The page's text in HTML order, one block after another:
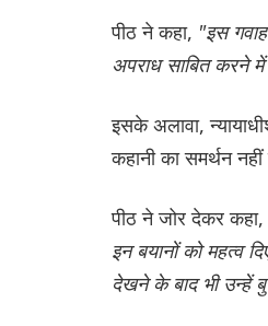
पीठ ने कहा, "इस
अपराध साबित करने
इसके अलावा,
कहानी का समर्थन नहीं
पीठ ने जोर देकर कहा,
इन बयानों को महत्व
देखने के बाद भी उन्हें